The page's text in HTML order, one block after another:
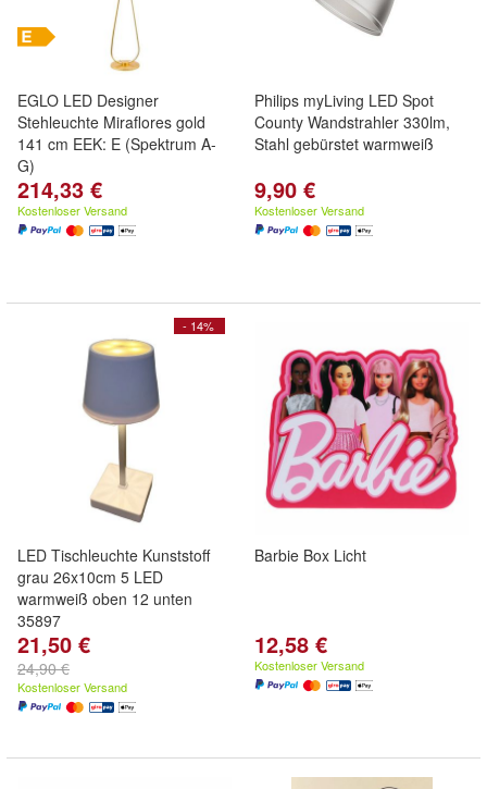
EGLO LED Designer
Stehleuchte Miraflores gold
141 cm EEK: E (Spektrum A-
G)
214,33 €
Kostenloser Versand
Philips myLiving LED Spot
County Wandstrahler 330lm,
Stahl gebürstet warmweiß
9,90 €
Kostenloser Versand
- 14%
LED Tischleuchte Kunststoff
grau 26x10cm 5 LED
warmweiß oben 12 unten
35897
21,50 €
24,90 €
Kostenloser Versand
Barbie Box Licht
12,58 €
Kostenloser Versand